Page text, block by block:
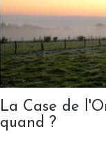
La Case de
quand ?